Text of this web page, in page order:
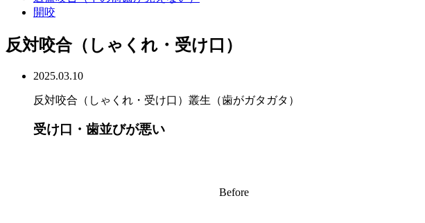
開咬
反対咬合（しゃくれ・受け口）
2025.03.10
反対咬合（しゃくれ・受け口） 叢生（歯がガタガタ）
受け口・歯並びが悪い
Before